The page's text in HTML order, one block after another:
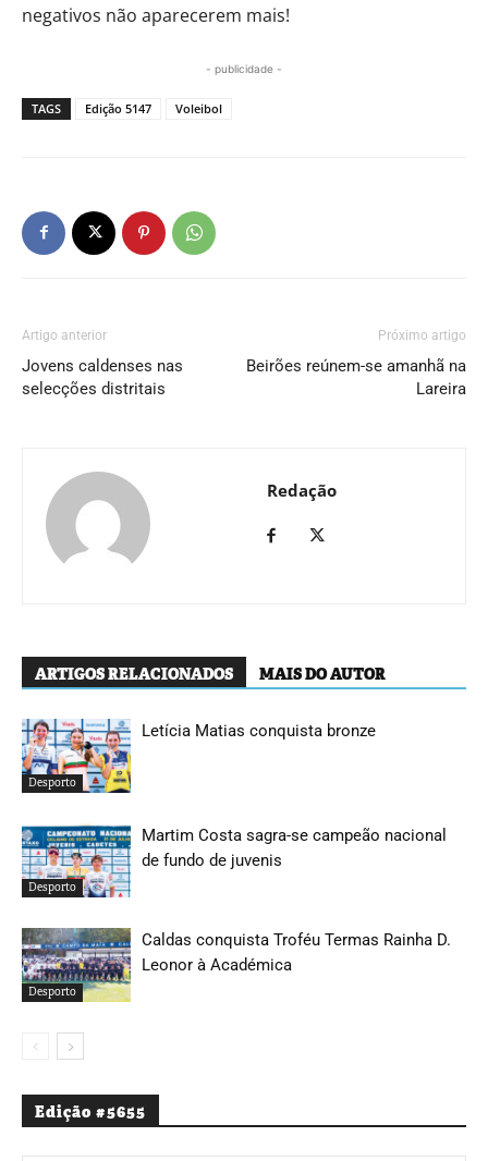
negativos não aparecerem mais!
- publicidade -
TAGS Edição 5147 Voleibol
Artigo anterior
Jovens caldenses nas
selecções distritais
Próximo artigo
Beirões reúnem-se amanhã na
Lareira
Redação
ARTIGOS RELACIONADOS MAIS DO AUTOR
Desporto
Letícia Matias conquista bronze
Desporto
Martim Costa sagra-se campeão nacional
de fundo de juvenis
Desporto
Caldas conquista Troféu Termas Rainha D.
Leonor à Académica
Edição #5655